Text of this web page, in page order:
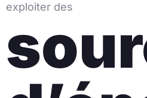
exploiter des